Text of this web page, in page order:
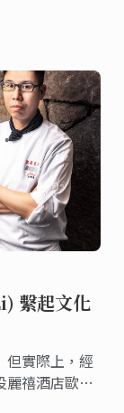
是聖誕佳節
繫起文化
但實際上，經
麗禧酒店歐陸